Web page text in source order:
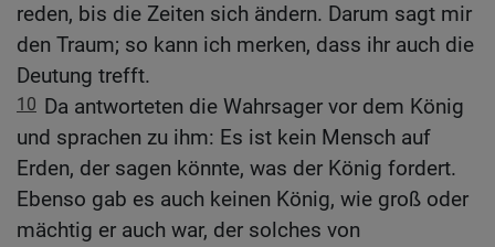
reden, bis die Zeiten sich ändern. Darum sagt mir
den Traum; so kann ich merken, dass ihr auch die
Deutung trefft.
10 Da antworteten die Wahrsager vor dem König
und sprachen zu ihm: Es ist kein Mensch auf
Erden, der sagen könnte, was der König fordert.
Ebenso gab es auch keinen König, wie groß oder
mächtig er auch war, der solches von